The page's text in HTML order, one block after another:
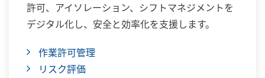
許可、アイソレーション、シフトマネジメントを
デジタル化し、安全と効率化を支援します。
作業許可管理
リスク評価